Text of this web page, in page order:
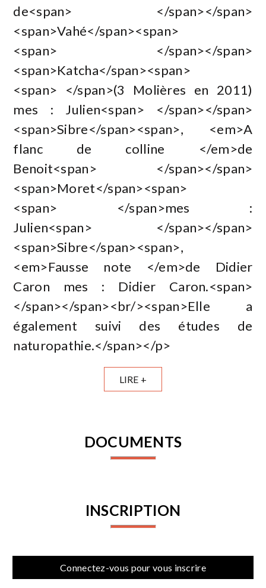
de<span> </span></span>
<span>Vahé</span><span>
<span> </span></span>
<span>Katcha</span><span>
<span> </span>(3 Molières en 2011)
mes : Julien<span> </span></span>
<span>Sibre</span><span>, <em>A
flanc de colline </em>de
Benoit<span> </span></span>
<span>Moret</span><span>
<span> </span>mes :
Julien<span> </span></span>
<span>Sibre</span><span>,
<em>Fausse note </em>de Didier
Caron mes : Didier Caron.<span>
</span></span><br/><span>Elle a
également suivi des études de
naturopathie.</span></p>
LIRE +
DOCUMENTS
INSCRIPTION
Connectez-vous pour vous inscrire